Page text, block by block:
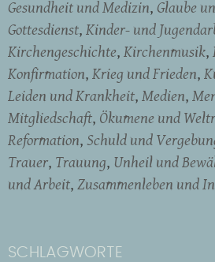
Gesundheit und Medizin Glaube
Gottesdienst Kinder- und
Kirchengeschichte Kirchenmusik
Konfirmation Krieg und Frieden
Leiden und Krankheit Medien
Mitgliedschaft Ökumene und
Reformation Schuld und
Trauer Trauung Unheil und
und Arbeit Zusammenleben und
SCHLAGWORTE